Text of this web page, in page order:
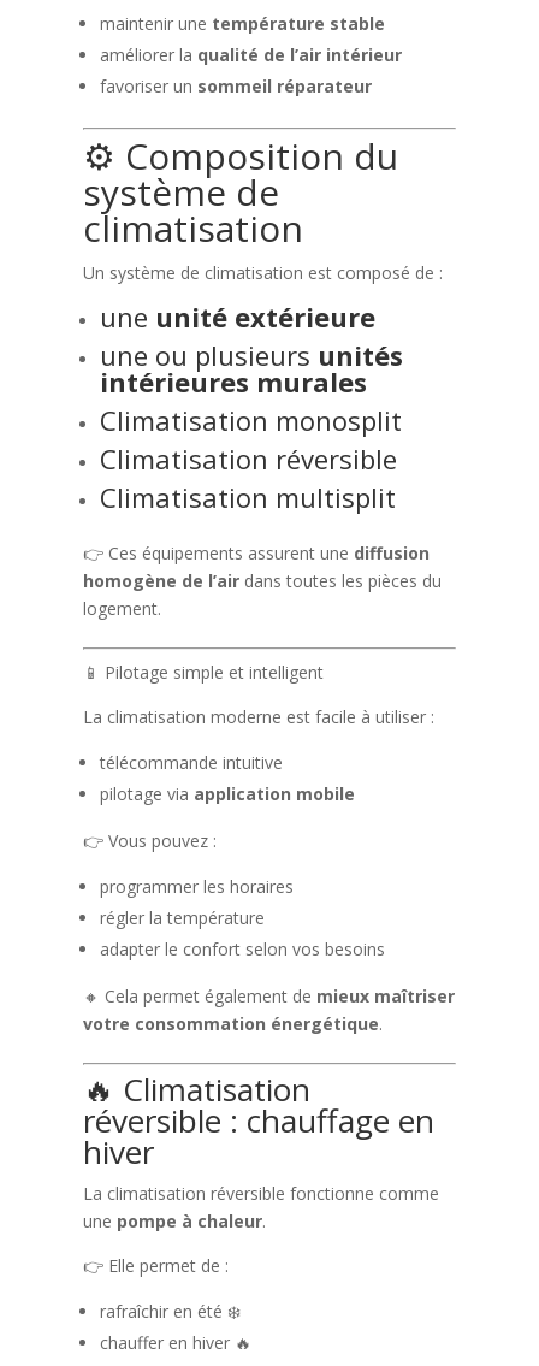
maintenir une température stable
améliorer la qualité de l’air intérieur
favoriser un sommeil réparateur
⚙️ Composition du
système de
climatisation
Un système de climatisation est composé de :
une unité extérieure
une ou plusieurs unités
intérieures murales
Climatisation monosplit
Climatisation réversible
Climatisation multisplit
👉 Ces équipements assurent une diffusion
homogène de l’air dans toutes les pièces du
logement.
📱 Pilotage simple et intelligent
La climatisation moderne est facile à utiliser :
télécommande intuitive
pilotage via application mobile
👉 Vous pouvez :
programmer les horaires
régler la température
adapter le confort selon vos besoins
🔸 Cela permet également de mieux maîtriser
votre consommation énergétique.
🔥 Climatisation
réversible : chauffage en
hiver
La climatisation réversible fonctionne comme
une pompe à chaleur.
👉 Elle permet de :
rafraîchir en été ❄️
chauffer en hiver 🔥